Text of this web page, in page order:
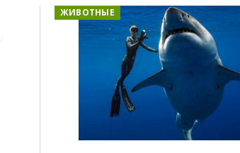
ЖИВОТНЫЕ